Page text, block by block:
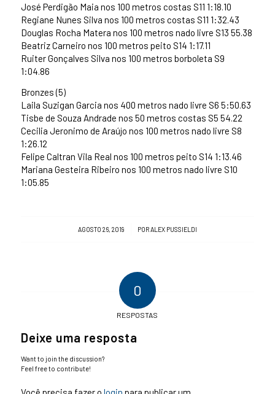
José Perdigão Maia nos 100 metros costas S11 1:18.10
Regiane Nunes Silva nos 100 metros costas S11 1:32.43
Douglas Rocha Matera nos 100 metros nado livre S13 55.38
Beatriz Carneiro nos 100 metros peito S14 1:17.11
Ruiter Gonçalves Silva nos 100 metros borboleta S9
1:04.86
Bronzes (5)
Laila Suzigan Garcia nos 400 metros nado livre S6 5:50.63
Tisbe de Souza Andrade nos 50 metros costas S5 54.22
Cecilia Jeronimo de Araújo nos 100 metros nado livre S8
1:26.12
Felipe Caltran Vila Real nos 100 metros peito S14 1:13.46
Mariana Gesteira Ribeiro nos 100 metros nado livre S10
1:05.85
AGOSTO 26, 2019
/ PORALEX PUSSIELDI
0
RESPOSTAS
Deixe uma resposta
Want to join the discussion?
Feel free to contribute!